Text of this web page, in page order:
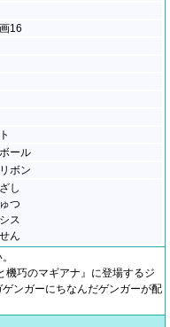
16
ール
ボン
し
つ
ス
ん
機巧のマギアナ』に登場するジ
ンガーにちなんだゲンガーが配